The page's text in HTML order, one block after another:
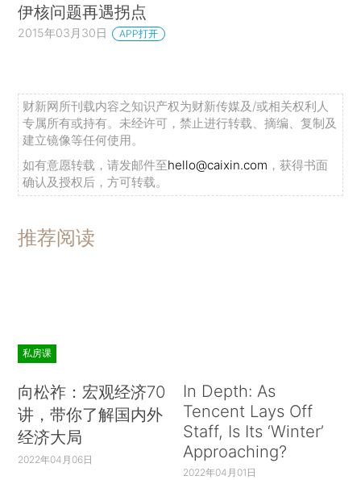
伊核问题再遇拐点
2015年03月30日 APP打开
财新网所刊载内容之知识产权为财新传媒及/或相关权利人
专属所有或持有。未经许可，禁止进行转载、摘编、复制及
建立镜像等任何使用。
如有意愿转载，请发邮件至hello@caixin.com ，获得书面
确认及授权后，方可转载。
推荐阅读
私房课
向松祚：宏观经济70
讲，带你了解国内外
经济大局
2022年04月06日
In Depth: As
Tencent Lays Off
Staff, Is Its ‘Winter’
Approaching?
2022年04月01日